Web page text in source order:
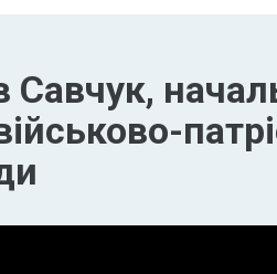
Савчук,